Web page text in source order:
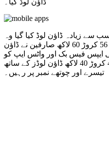
ڈاؤن لوڈ کیا۔
زیادہ ڈاؤن لوڈ کیا گیا وہ
انسٹاگرام ہے اور رواں برس اسے 56 کروڑ 60 لاکھ صارفین نے ڈاؤن
ایپس فیس بک اور واٹس ایپ کو
بالترتیب 47 کروڑ 40 لاکھ اور 44 کروڑ 40 لاکھ ڈاؤن لوڈز کے ساتھ
تیسرے اور چوتھے نمبر پر رہیں۔